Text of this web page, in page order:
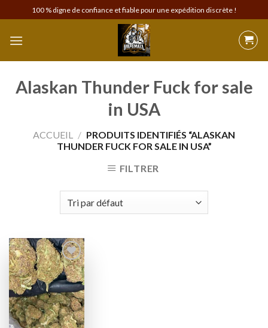
to
content
100 % digne de confiance et fiable pour une expédition discrète !
Alaskan Thunder Fuck for sale
in USA
ACCUEIL / PRODUITS IDENTIFIÉS “ALASKAN
THUNDER FUCK FOR SALE IN USA”
FILTRER
Add to
wishlist